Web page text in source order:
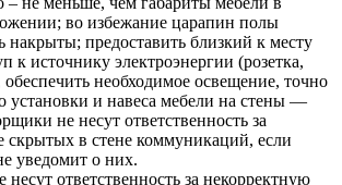
во избежание царапин полы
предоставить близкий к месту
к источнику электроэнергии (розетка,
обеспечить необходимое освещение, точно
установки и навеса мебели на стены —
не несут ответственность за
скрытых в стене коммуникаций, если
уведомит о них.
ответственность за некорректную